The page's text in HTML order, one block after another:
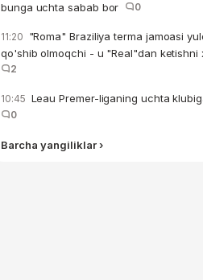
bunga uchta sabab bor
0
11:20 "Roma" Braziliya terma jamoasi
qo'shib olmoqchi - u "Real"dan ketishni
2
10:45 Leau Premer-liganing uchta
0
Barcha yangiliklar ›